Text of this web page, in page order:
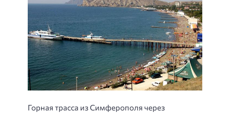
Горная трасса из Симферополя через